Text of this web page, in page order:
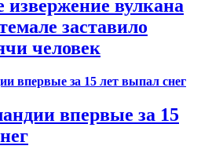
вулкана
заставило
человек
впервые за 15